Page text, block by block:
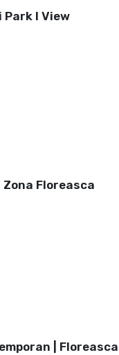
Park I View
Floreasca
| Floreasca